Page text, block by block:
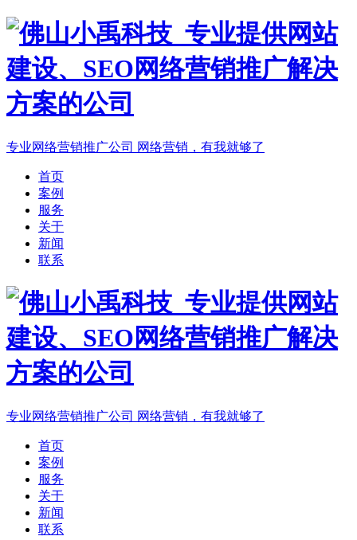
专业网络营销推广公司 网络营销，有我就够了
首页
案例
服务
关于
新闻
联系
专业网络营销推广公司 网络营销，有我就够了
首页
案例
服务
关于
新闻
联系